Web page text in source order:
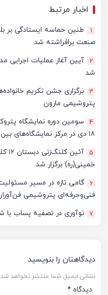
اخبار مرتبط
1
طنین حماسه ایستادگی بر
صنعت برافراشته شد
2
شد
3 برگزاری جشن تکریم
پتروشیمی مارون
4
۱۸ دی در مرکز نمایشگاه‌های بین‌المللی کیش برگزار می‌شود
5
خمینی(ره) برگزار شد
6
گامی تازه در مسیر
فنی‌وحرفه‌ای پتروشیمی
7 نوآوری در تصفیه پساب با
دیدگاهتان را بنویسید
نشانی ایمیل شما منتشر نخواهد
دیدگاه *